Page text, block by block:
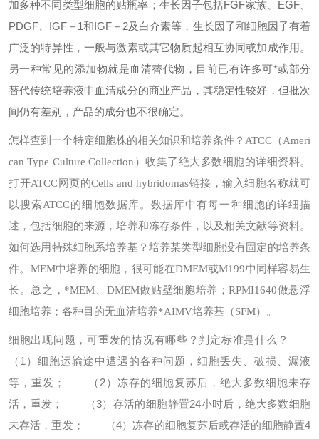
加多种不同类型细胞的贴瓶率；生长因子包括FGF家族、EGF、
PDGF、IGF－1和IGF－2及白介素等，生长因子和细胞因子有着
广泛的特异性，一般与激素或其它物质起相互协同或加成作用。
另一种常见的添加物就是血清替代物，目前已有许多可*或部分
替代传统培养液中血清成分的商业产品，其稳定性较好，但批次
间仍有差别，产品的成分也不很确定。
怎样查到一个特定细胞株的相关知识和培养条件？ ATCC（Ameri
can Type Culture Collection）收集了绝大多数细胞的详细资料。
打开ATCC网页的Cells and hybridomas链接，输入细胞名称就可
以搜索ATCC的细胞数据库。数据库中有每一种细胞的详细描
述，包括细胞的来源，培养和冻存条件，以及相关文献等资料。
如何选用特殊细胞系培养基？ 培养某类型细胞没有固定的培养条
件。MEM中培养的细胞，很可能在DMEM或M199中同样容易生
长。总之，*MEM、DMEM做贴壁细胞培养；RPMI1640做悬浮
细胞培养；各种目的无血清培养*AIMV培养基（SFM）。
细胞出现问题，可重发的情况有哪些？判定标准是什么？
（1）细胞运输途中遭遇的各种问题，细胞丢失、破损、漏液
等，重发；
（2）冻存的细胞复苏后，绝大多数细胞未存
活，重发；
（3）存活的细胞静置24小时后，绝大多数细胞
未存活，重发；
（4）冻存的细胞复苏后或存活的细胞静置4